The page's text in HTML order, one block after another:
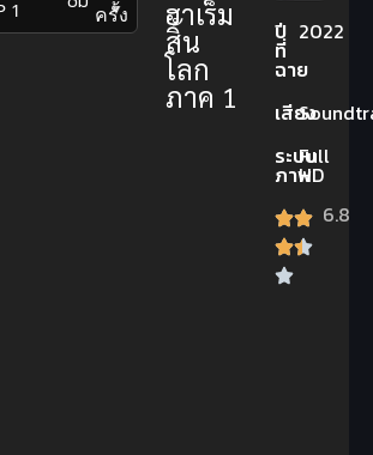
▼
ครั้ง
ฮาเร็ม
สิ้น
โลก
ภาค 1
ปี
ที่
ฉาย
2022
เสียง
ระบบ
ภาพ
Full
HD
6.8